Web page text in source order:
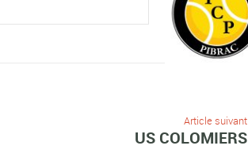
Article suivant
US COLOMIERS